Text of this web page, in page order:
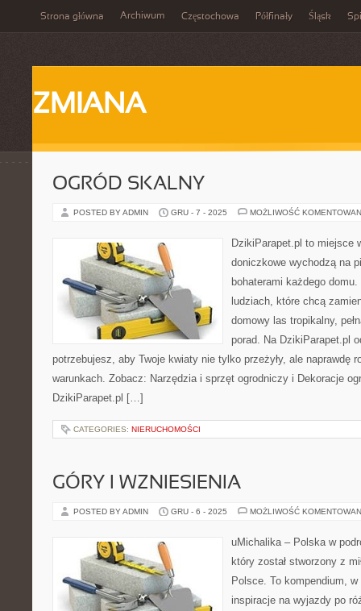
Strona główna Archiwum Częstochowa Półfinały Śląsk
ZMIANA
OGRÓD SKALNY
POSTED BY ADMIN GRU - 7 - 2025 MOŻLIWOŚĆ
DzikiParapet.pl to miejsce
doniczkowe wychodzą na
bohaterami każdego
ludziach, które chcą
domowy las tropikalny,
porad. Na DzikiParapet.pl
potrzebujesz, aby Twoje kwiaty nie tylko przeżyły, ale naprawdę
warunkach. Zobacz: Narzędzia i sprzęt ogrodniczy i Dekoracje
DzikiParapet.pl […]
CATEGORIES: NIERUCHOMOŚCI
GÓRY I WZNIESIENIA
POSTED BY ADMIN GRU - 6 - 2025 MOŻLIWOŚĆ
uMichalika – Polska w
który został stworzony z
Polsce. To kompendium,
inspiracje na wyjazdy po